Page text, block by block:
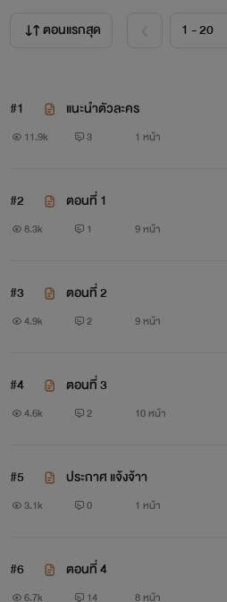
ฟ้าใส คหะไกรสรณ์ (ฟ้า)
บดินทร์
จ่ายซื้อหาอ่านที่ลิงค์ด้านล่างเลยค่ะ
ตอนแรกสุด
#1 แนะนำตัวละคร
11.9k 3 1 หน้า
#2 ตอนที่ 1
8.3k 1 9 หน้า
#3 ตอนที่ 2
4.9k 2 9 หน้า
#4 ตอนที่ 3
4.6k 2 10 หน้า
#5 ประกาศ แจ้งจ้าา
3.1k 0 1 หน้า
#6 ตอนที่ 4
6.7k 14 8 หน้า